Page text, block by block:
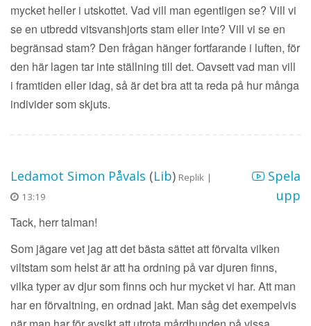
mycket heller i utskottet. Vad vill man egentligen se? Vill vi
se en utbredd vitsvanshjorts stam eller inte? Vill vi se en
begränsad stam? Den frågan hänger fortfarande i luften, för
den här lagen tar inte ställning till det. Oavsett vad man vill
i framtiden eller idag, så är det bra att ta reda på hur många
individer som skjuts.
Ledamot Simon Påvals (Lib) Replik |
13:19
Spela
upp
Tack, herr talman!
Som jägare vet jag att det bästa sättet att förvalta vilken
viltstam som helst är att ha ordning på var djuren finns,
vilka typer av djur som finns och hur mycket vi har. Att man
har en förvaltning, en ordnad jakt. Man såg det exempelvis